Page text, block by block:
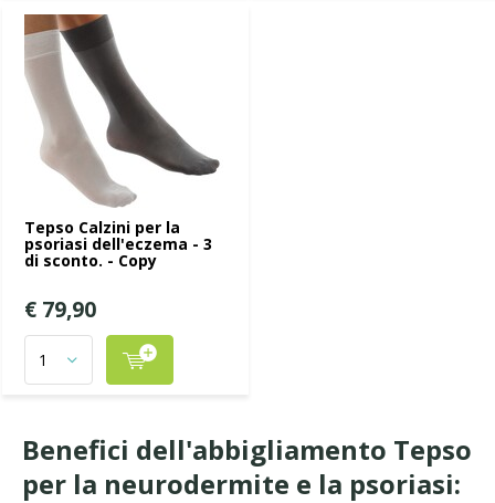
Tepso Calzini per la
psoriasi dell'eczema - 3
di sconto. - Copy
€ 79,90
Benefici dell'abbigliamento Tepso
per la neurodermite e la psoriasi: